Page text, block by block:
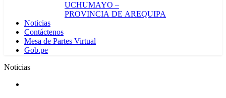
UCHUMAYO –
PROVINCIA DE AREQUIPA
Noticias
Contáctenos
Mesa de Partes Virtual
Gob.pe
Noticias